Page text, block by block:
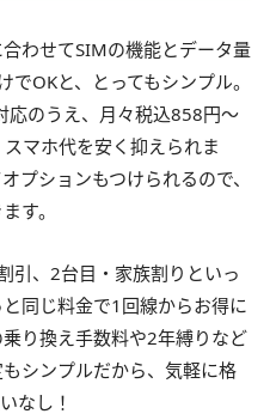
わせてSIMの機能とデータ量
OKと、とってもシンプル。
応のうえ、月々税込858円〜
マホ代を安く抑えられま
プションもつけられるので、
す。
引、2台目・家族割りといっ
同じ料金で1回線からお得に
り換え手数料や2年縛りなど
シンプルだから、気軽に格
なし！